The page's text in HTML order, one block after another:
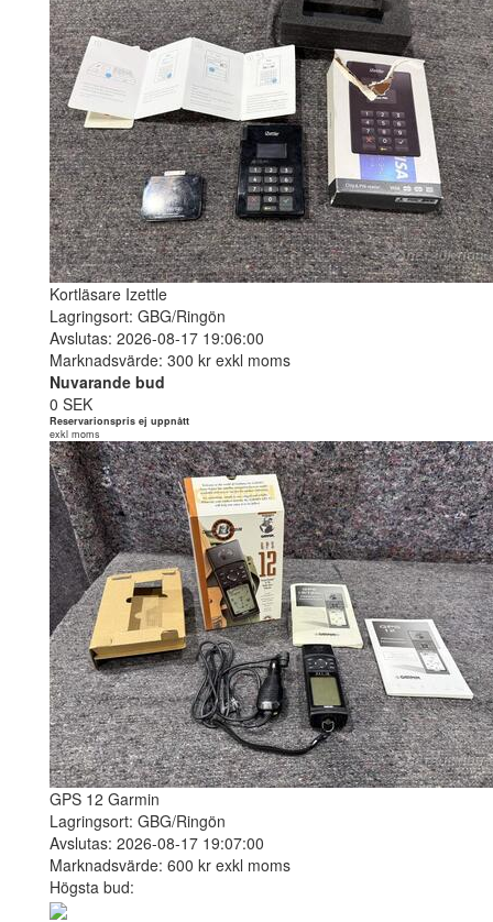
Kortläsare Izettle
Lagringsort: GBG/Ringön
Avslutas: 2026-08-17 19:06:00
Marknadsvärde: 300 kr exkl moms
Nuvarande bud
0 SEK
Reservarionspris ej uppnått
exkl moms
GPS 12 Garmin
Lagringsort: GBG/Ringön
Avslutas: 2026-08-17 19:07:00
Marknadsvärde: 600 kr exkl moms
Högsta bud: